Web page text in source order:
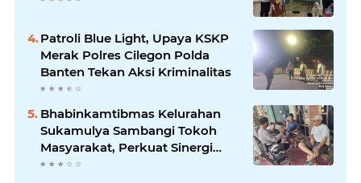
Patroli Blue Light, Upaya KSKP
Merak Polres Cilegon Polda
Banten Tekan Aksi Kriminalitas
Bhabinkamtibmas Kelurahan
Sukamulya Sambangi Tokoh
Masyarakat, Perkuat Sinergi
Jaga Kamtibmas